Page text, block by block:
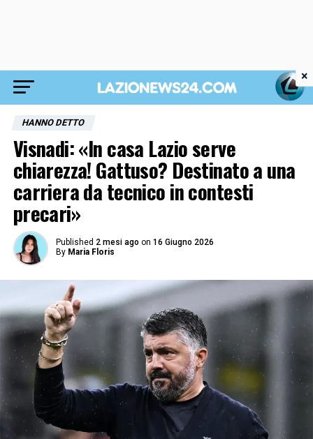
HANNO DETTO
Visnadi: «In casa Lazio serve
chiarezza! Gattuso? Destinato a una
carriera da tecnico in contesti
precari»
Published 2 mesi ago on 16 Giugno 2026
By Maria Floris
×